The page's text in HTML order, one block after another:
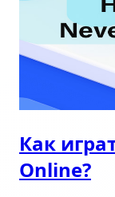
Как
Online?